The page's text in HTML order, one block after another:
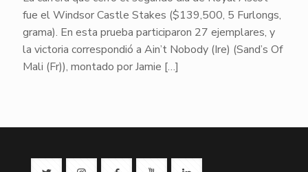
fue el Windsor Castle Stakes ($139,500, 5 Furlongs,
grama). En esta prueba participaron 27 ejemplares, y
la victoria correspondió a Ain’t Nobody (Ire) (Sand’s Of
Mali (Fr)), montado por Jamie […]